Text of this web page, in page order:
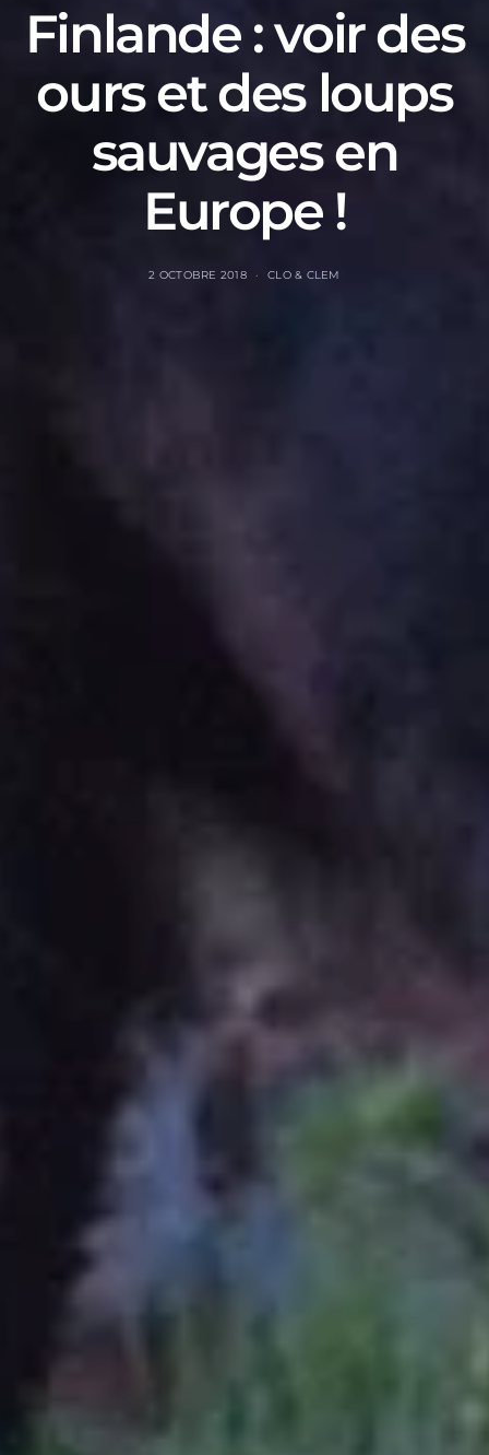
Finlande : voir des
ours et des loups
sauvages en
Europe !
2 OCTOBRE 2018 CLO & CLEM